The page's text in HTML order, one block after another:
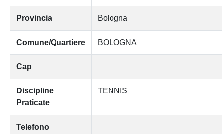
Provincia Bologna
Comune/Quartiere BOLOGNA
Cap
Discipline
Praticate
TENNIS
Telefono